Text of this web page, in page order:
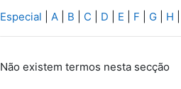
Especial A B C D E F G H
Não existem termos nesta secção